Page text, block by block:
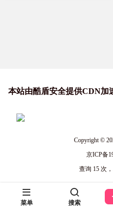
本站由酷盾安全提供CDN加
Copyright ©
京ICP备
查询 15 次
菜单 搜索